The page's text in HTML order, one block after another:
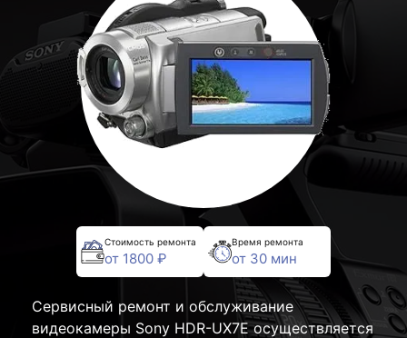
Стоимость ремонта
от 1800 ₽
Время ремонта
от 30 мин
Сервисный ремонт и обслуживание
видеокамеры Sony HDR-UX7E осуществляется